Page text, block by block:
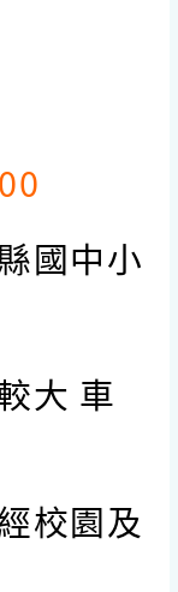
國中小
大 車
校園及